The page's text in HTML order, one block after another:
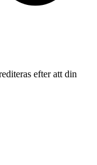
efter att din